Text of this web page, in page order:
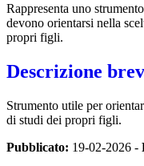
Rappresenta uno
devono orientarsi nella
propri figli.
Descrizione
Strumento utile per
di studi dei propri figli.
Pubblicato: 19-02-2026 -